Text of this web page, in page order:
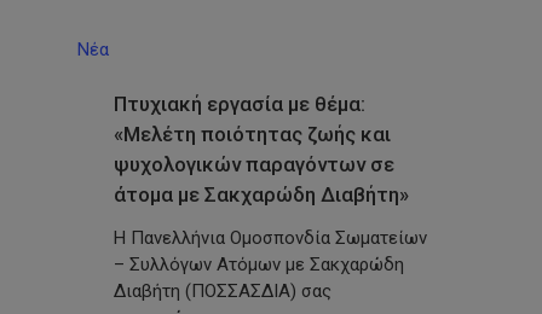
Νέα
Πτυχιακή εργασία με θέμα:
«Μελέτη ποιότητας ζωής και
ψυχολογικών παραγόντων σε
άτομα με Σακχαρώδη Διαβήτη»
Η Πανελλήνια Ομοσπονδία Σωματείων
– Συλλόγων Ατόμων με Σακχαρώδη
Διαβήτη (ΠΟΣΣΑΣΔΙΑ) σας